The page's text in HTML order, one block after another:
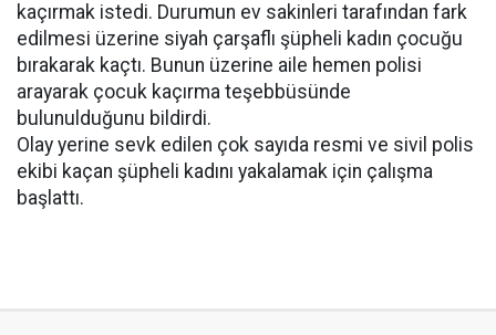
kaçırmak istedi. Durumun ev sakinleri tarafından fark
edilmesi üzerine siyah çarşaflı şüpheli kadın çocuğu
bırakarak kaçtı. Bunun üzerine aile hemen polisi
arayarak çocuk kaçırma teşebbüsünde
bulunulduğunu bildirdi.
Olay yerine sevk edilen çok sayıda resmi ve sivil polis
ekibi kaçan şüpheli kadını yakalamak için çalışma
başlattı.